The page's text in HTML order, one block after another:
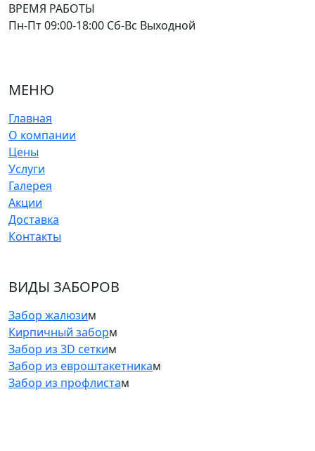
ВРЕМЯ РАБОТЫ
Пн-Пт 09:00-18:00 Сб-Вс Выходной
МЕНЮ
Главная
О компании
Цены
Услуги
Галерея
Акции
Доставка
Контакты
ВИДЫ ЗАБОРОВ
Забор жалюзим
Кирпичный заборм
Забор из 3D сетким
Забор из евроштакетникам
Забор из профлистам